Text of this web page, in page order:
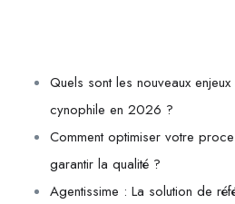
Quels sont les nouveaux
cynophile en 2026 ?
Comment optimiser votre
garantir la qualité ?
Agentissime : La solution de